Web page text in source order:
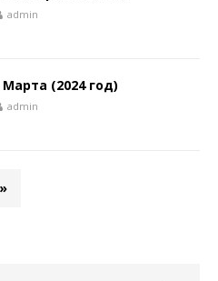
admin
(2024 год)
admin
»